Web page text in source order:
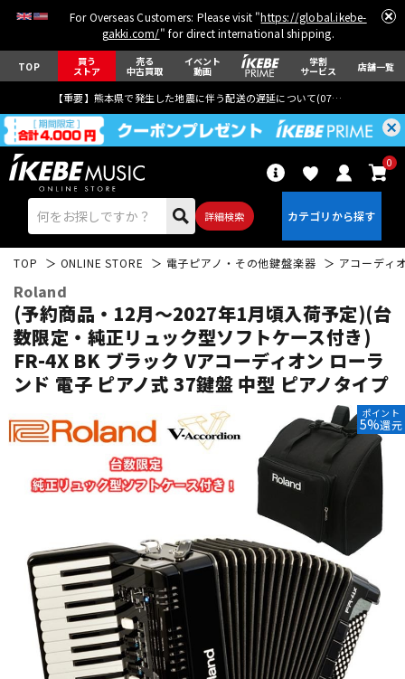
For Overseas Customers: Please visit "https://global.ikebe-
gakki.com/" for direct international shipping.
TOP 買う
ストア
売る
中古買取
イベント
動画
学割
サービス 店舗一覧
【重要】熊本県で発生した地震に伴う配送の遅延について(07月29日
詳細検索
0
エレキギター アコギ/エレアコ
ベース ウクレレ
ドラム
キーボード 電子ピアノ
管楽器 その他楽器
TOP ONLINE STORE 電子ピアノ・その他鍵盤楽器 アコーディ
Roland
(予約商品・12月～2027年1月頃入荷予定)(台
数限定・純正リュック型ソフトケース付き)
FR-4X BK ブラック Vアコーディオン ローラ
ンド 電子 ピアノ式 37鍵盤 中型 ピアノタイプ
ポイント
5%還元